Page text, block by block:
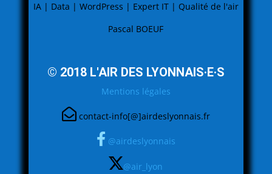
IA | Data | WordPress | Expert IT | Qualité de l'air
Pascal BOEUF
© 2018 L'AIR DES LYONNAIS·E·S
Mentions légales
contact-info[@]airdeslyonnais.fr
@airdeslyonnais
@air_lyon